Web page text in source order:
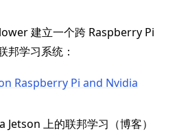
建立一个跨 Raspberry Pi
邦学习系统：
Raspberry Pi and Nvidia
上的联邦学习（博客）